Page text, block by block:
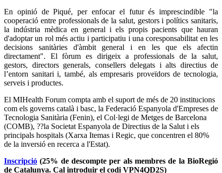
En opinió de Piqué, per enfocar el futur és imprescindible "la
cooperació entre professionals de la salut, gestors i polítics sanitaris,
la indústria mèdica en general i els propis pacients que hauran
d'adoptar un rol més actiu i participatiu i una coresponsabilitat en les
decisions sanitàries d'àmbit general i en les que els afectin
directament". El fòrum es dirigeix a professionals de la salut,
gestors, directors generals, consellers delegats i alts directius de
l’entorn sanitari i, també, als empresaris proveïdors de tecnologia,
serveis i productes.
El MIHealth Forum compta amb el suport de més de 20 institucions
com els governs català i basc, la Federació Espanyola d'Empreses de
Tecnologia Sanitària (Fenin), el Col·legi de Metges de Barcelona
(COMB), ??la Societat Espanyola de Directius de la Salut i els
principals hospitals (Xarxa Itemas i Regic, que concentren el 80%
de la inversió en recerca a l'Estat).
Inscripció (25% de descompte per als membres de la BioRegió
de Catalunya. Cal introduir el codi VPN4QD2S)